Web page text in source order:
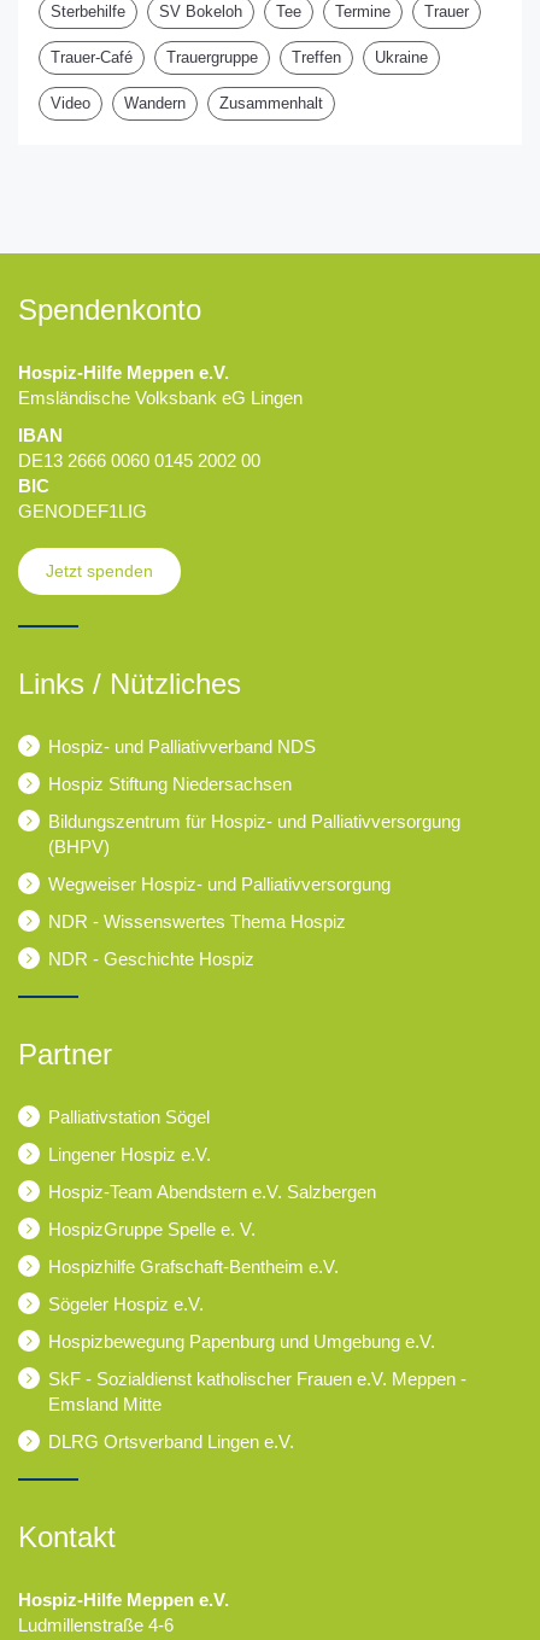
Sterbehilfe SV Bokeloh Tee Termine Trauer
Trauer-Café Trauergruppe Treffen Ukraine
Video Wandern Zusammenhalt
Spendenkonto
Hospiz-Hilfe Meppen e.V.
Emsländische Volksbank eG Lingen
IBAN
DE13 2666 0060 0145 2002 00
BIC
GENODEF1LIG
Jetzt spenden
Links / Nützliches
Hospiz- und Palliativverband NDS
Hospiz Stiftung Niedersachsen
Bildungszentrum für Hospiz- und Palliativversorgung
(BHPV)
Wegweiser Hospiz- und Palliativversorgung
NDR - Wissenswertes Thema Hospiz
NDR - Geschichte Hospiz
Partner
Palliativstation Sögel
Lingener Hospiz e.V.
Hospiz-Team Abendstern e.V. Salzbergen
HospizGruppe Spelle e. V.
Hospizhilfe Grafschaft-Bentheim e.V.
Sögeler Hospiz e.V.
Hospizbewegung Papenburg und Umgebung e.V.
SkF - Sozialdienst katholischer Frauen e.V. Meppen -
Emsland Mitte
DLRG Ortsverband Lingen e.V.
Kontakt
Hospiz-Hilfe Meppen e.V.
Ludmillenstraße 4-6